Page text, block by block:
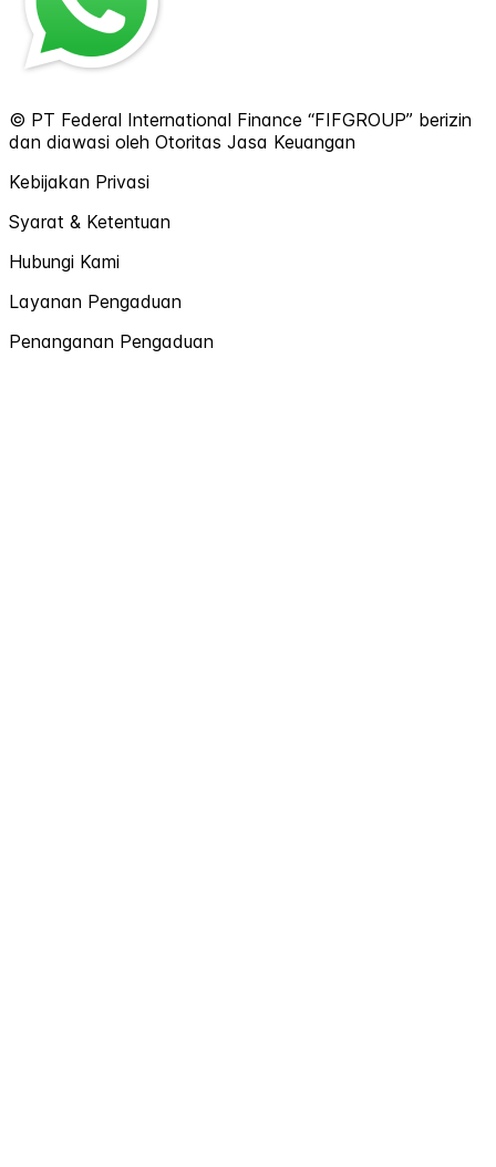
© PT Federal International Finance “FIFGROUP” berizin
dan diawasi oleh Otoritas Jasa Keuangan
Kebijakan Privasi
Syarat & Ketentuan
Hubungi Kami
Layanan Pengaduan
Penanganan Pengaduan